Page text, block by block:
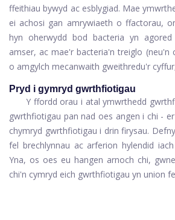
ffeithiau bywyd ac esblygiad. Mae
ei achosi gan amrywiaeth o ffactorau,
hyn oherwydd bod bacteria yn
amser, ac mae'r bacteria'n treiglo (neu'n
o amgylch mecanwaith gweithredu'r
Pryd i gymryd gwrthfiotigau
Y ffordd orau i atal ymwrthedd
gwrthfiotigau pan nad oes angen i chi -
chymryd gwrthfiotigau i drin firysau.
fel brechlynnau ac arferion hylendid
Yna, os oes eu hangen arnoch chi,
chi'n cymryd eich gwrthfiotigau yn union